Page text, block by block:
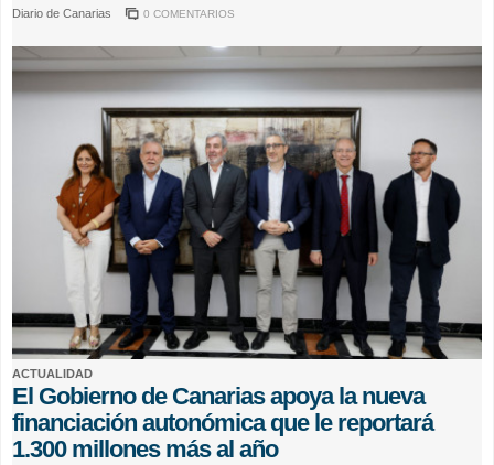
Diario de Canarias 0 COMENTARIOS
ACTUALIDAD
El Gobierno de Canarias apoya la nueva
financiación autonómica que le reportará
1.300 millones más al año